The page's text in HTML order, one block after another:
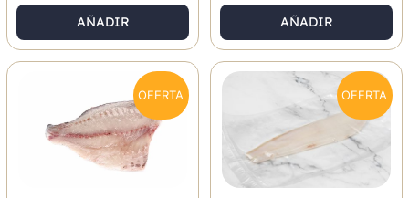
AÑADIR AÑADIR
OFERTA OFERTA